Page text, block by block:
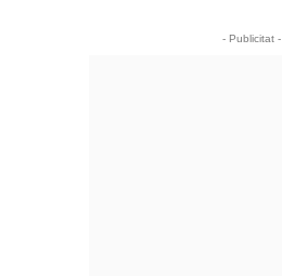
- Publicitat -